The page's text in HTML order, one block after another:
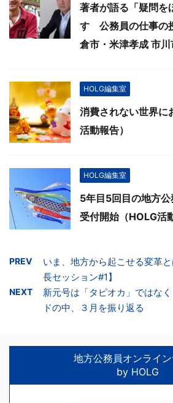
著者が語る「疑問を
す 公務員の仕事の
倉市・米津孝成 市川
HOLG編集室
消費されない世界に
活動報告）
HOLG編集室
5年目5回目の地方
受付開始（HOLG活
PREV
いま、地方から起こせる変革
長セッション#1】
NEXT
新元号は「タピオカ」ではな
ドの中、３月を振り返る
地方公務員オンライ
by HOLG